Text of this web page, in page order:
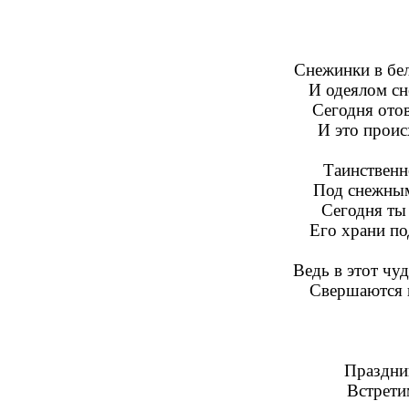
Снежинки в
И одеялом
Сегодня
И это
Под
Сегодня ты
Его храни
Ведь в этот
Свершаются